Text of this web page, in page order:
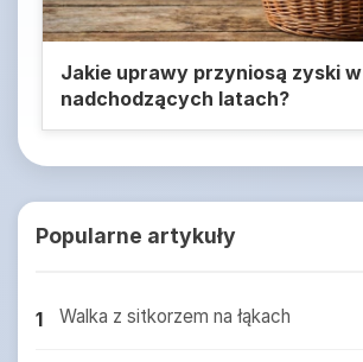
Jakie uprawy przyniosą zyski w
nadchodzących latach?
Popularne artykuły
1 Walka z sitkorzem na łąkach